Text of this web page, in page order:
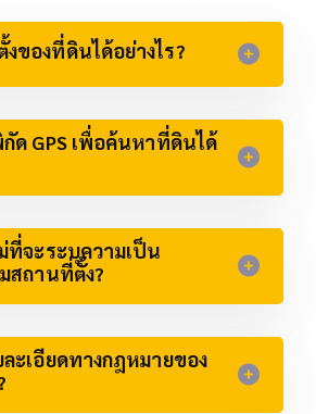
ของที่ดินได้อย่างไร?​
ด GPS เพื่อค้นหาที่ดินได้
ที่จะระบุความเป็น
สถานที่ตั้ง?
ะเอียดทางกฎหมายของ